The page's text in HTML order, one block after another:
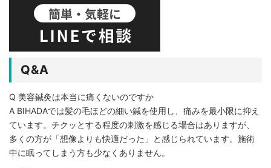
Q&A
Q 美容鍼灸は本当に痛くないのですか
A BIHADAでは髪の毛ほどの細い鍼を使用し、痛みを最小限に抑え
ています。チクッとする程度の刺激を感じる場合はありますが、
多くの方が「想像よりも快適だった」と感じられています。施術
中に眠ってしまう方も少なくありません。